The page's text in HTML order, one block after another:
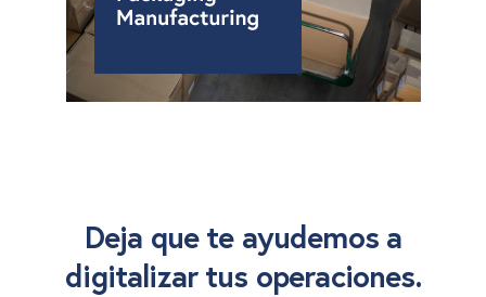
Deja que te ayudemos a
digitalizar tus operaciones.